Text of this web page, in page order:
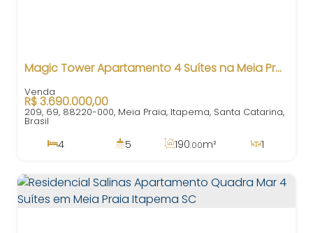
Magic Tower Apartamento 4 Suítes na Meia Praia
R$3.690.000,00
209, 69, 88220-000, Meia Praia, Itapema, Santa Catarina,
Brasil
4 5 190.00m²
1